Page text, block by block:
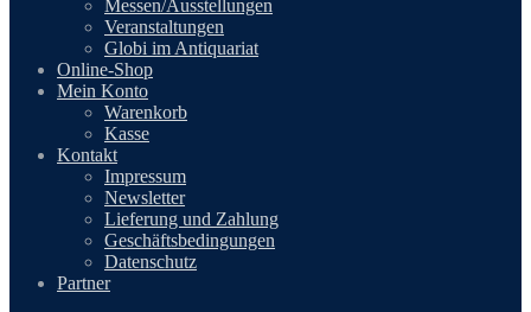
Messen/Ausstellungen
Veranstaltungen
Globi im Antiquariat
Online-Shop
Mein Konto
Warenkorb
Kasse
Kontakt
Impressum
Newsletter
Lieferung und Zahlung
Geschäftsbedingungen
Datenschutz
Partner